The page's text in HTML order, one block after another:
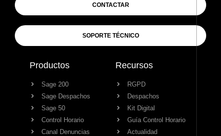
CONTACTAR
SOPORTE TÉCNICO
Productos
Sage 200
Sage Despachos
Sage 50
Control Horario
Canal Denuncias
Recursos
RGPD
Despachos
Kit Digital
Guía Control Horario
Actualidad